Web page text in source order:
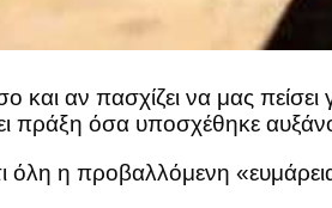
και αν πασχίζει να μας
πράξη όσα υποσχέθηκε
όλη η προβαλλόμενη